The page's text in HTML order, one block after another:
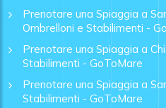
Prenotare una Spiaggia a
Ombrelloni e Stabilimenti -
Prenotare una Spiaggia a
Stabilimenti - GoToMare
Prenotare una Spiaggia a
Stabilimenti - GoToMare